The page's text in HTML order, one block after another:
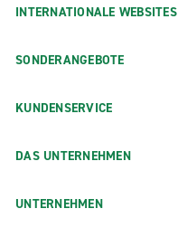
INTERNATIONALE WEBSITES
SONDERANGEBOTE
KUNDENSERVICE
DAS UNTERNEHMEN
UNTERNEHMEN